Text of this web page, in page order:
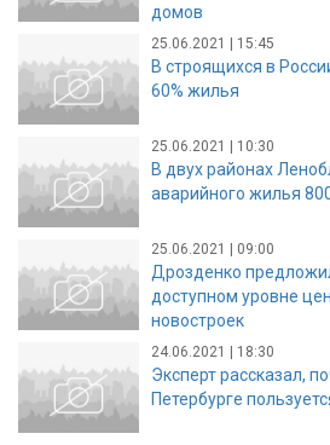
домов
25.06.2021 | 15:45
В строящихся в
60% жилья
25.06.2021 | 10:30
В двух районах
аварийного жилья
25.06.2021 | 09:00
Дрозденко
доступном уровне
новостроек
24.06.2021 | 18:30
Эксперт рассказал,
Петербурге